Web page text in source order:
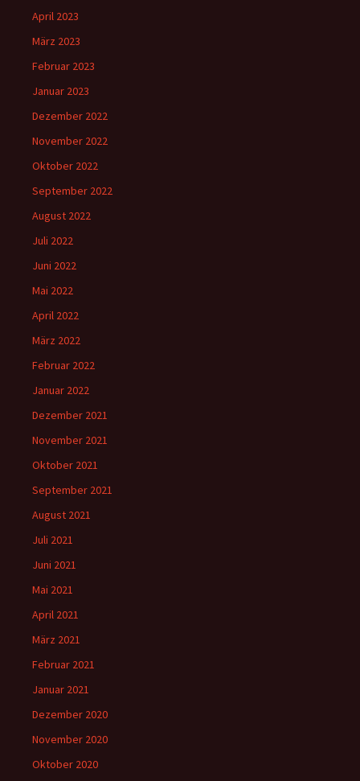
April 2023
März 2023
Februar 2023
Januar 2023
Dezember 2022
November 2022
Oktober 2022
September 2022
August 2022
Juli 2022
Juni 2022
Mai 2022
April 2022
März 2022
Februar 2022
Januar 2022
Dezember 2021
November 2021
Oktober 2021
September 2021
August 2021
Juli 2021
Juni 2021
Mai 2021
April 2021
März 2021
Februar 2021
Januar 2021
Dezember 2020
November 2020
Oktober 2020